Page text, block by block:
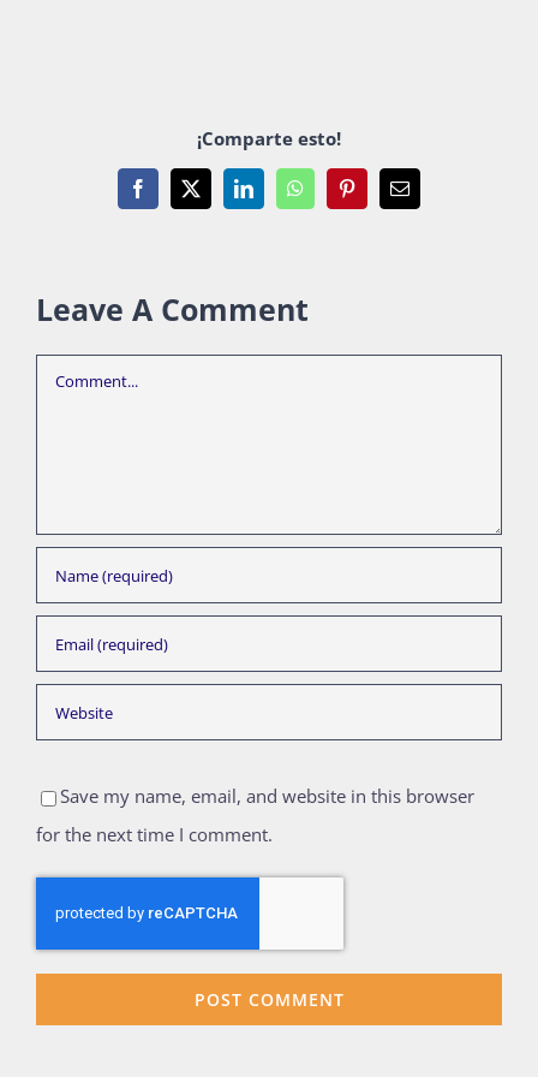
¡Comparte esto!
Facebook
X LinkedInWhatsAppPinterestEmail
Leave A Comment
Comment
Save my name, email, and website in this browser
for the next time I comment.